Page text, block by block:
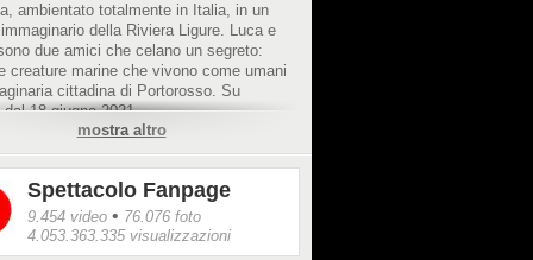
ambientato totalmente in Italia, in un
della Riviera Ligure. Luca e
due amici che celano un segreto:
creature marine che vivono come umani
cittadina di Portorosso. Su
dal 18 giugno 2021.
mostra altro
Spettacolo Fanpage
9.454 video • 76.076 foto
4.053.363.335 visualizzazioni